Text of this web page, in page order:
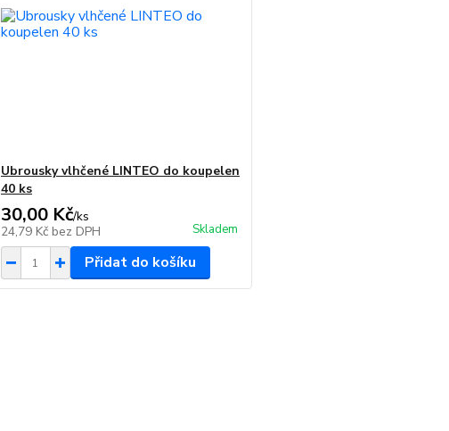
Ubrousky vlhčené LINTEO do koupelen
40 ks
30,00 Kč/ks
24,79 Kč bez DPH Skladem
Přidat do košíku